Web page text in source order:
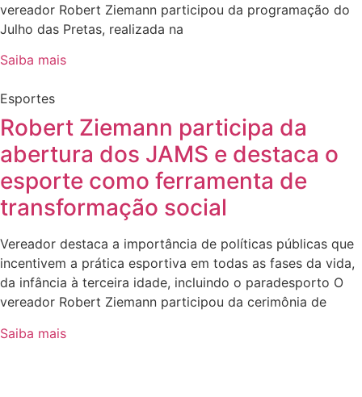
vereador Robert Ziemann participou da programação do
Julho das Pretas, realizada na
Saiba mais
Esportes
Robert Ziemann participa da
abertura dos JAMS e destaca o
esporte como ferramenta de
transformação social
Vereador destaca a importância de políticas públicas que
incentivem a prática esportiva em todas as fases da vida,
da infância à terceira idade, incluindo o paradesporto O
vereador Robert Ziemann participou da cerimônia de
Saiba mais